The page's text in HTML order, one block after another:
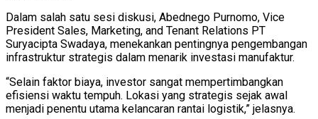
Dalam salah satu sesi diskusi, Abednego Purnomo, Vice
President Sales, Marketing, and Tenant Relations PT
Suryacipta Swadaya, menekankan pentingnya pengembangan
infrastruktur strategis dalam menarik investasi manufaktur.
“Selain faktor biaya, investor sangat mempertimbangkan
efisiensi waktu tempuh. Lokasi yang strategis sejak awal
menjadi penentu utama kelancaran rantai logistik,” jelasnya.